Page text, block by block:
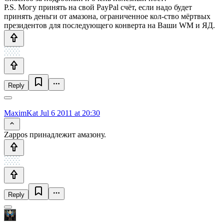
P.S. Могу принять на свой PayPal счёт, если надо будет
принять деньги от амазона, ограниченное кол-ство мёртвых
президентов для последующего конверта на Ваши WM и ЯД.
Reply
MaximKat Jul 6 2011 at 20:30
Zappos принадлежит амазону.
Reply